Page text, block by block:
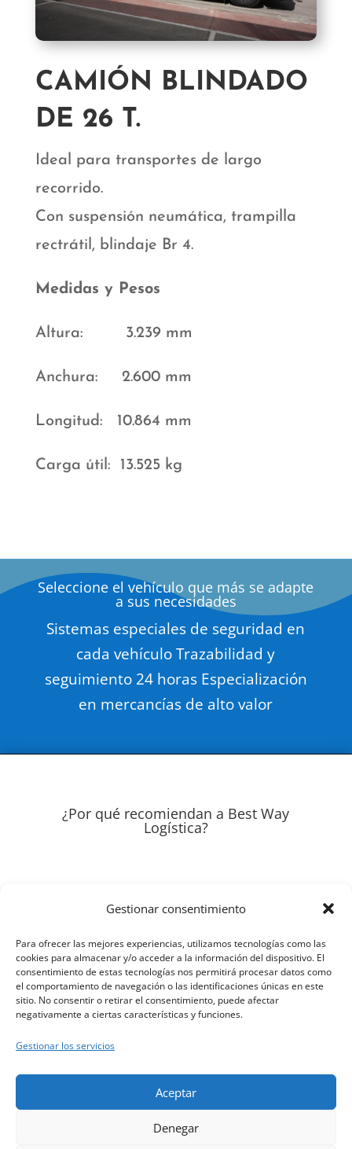
Gestionar consentimiento
Para ofrecer las mejores experiencias, utilizamos tecnologías como las
cookies para almacenar y/o acceder a la información del dispositivo. El
consentimiento de estas tecnologías nos permitirá procesar datos como
el comportamiento de navegación o las identificaciones únicas en este
sitio. No consentir o retirar el consentimiento, puede afectar
negativamente a ciertas características y funciones.
Gestionar los servicios
Aceptar
Denegar
CAMIÓN BLINDADO
DE 26 T.
Ideal para transportes de largo
recorrido.
Con suspensión neumática, trampilla
rectrátil, blindaje Br 4.
Medidas y Pesos
Altura: 3.239 mm
Anchura: 2.600 mm
Longitud: 10.864 mm
Carga útil: 13.525 kg
Seleccione el vehículo que más se adapte
a sus necesidades
Sistemas especiales de seguridad en
cada vehículo Trazabilidad y
seguimiento 24 horas Especialización
en mercancías de alto valor
¿Por qué recomiendan a Best Way
Logística?
Trabajamos con Best Way desde hace muchos
transportar cualquier tipo de mercancía
Siempre cumplen con los plazos de entrega. Es
una empresa con mucha experiencia y